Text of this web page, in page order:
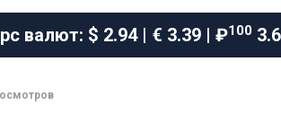
валют: $ 2.94 | € 3.39 | ₽100